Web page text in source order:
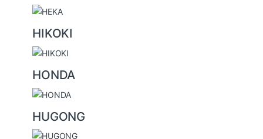
HIKOKI
HONDA
HUGONG